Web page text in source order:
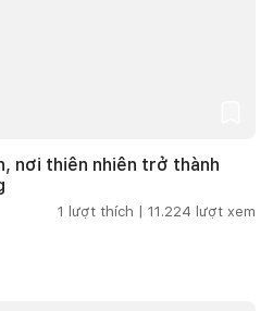
nơi thiên nhiên trở thành
1 lượt thích | 11.224 lượt xem